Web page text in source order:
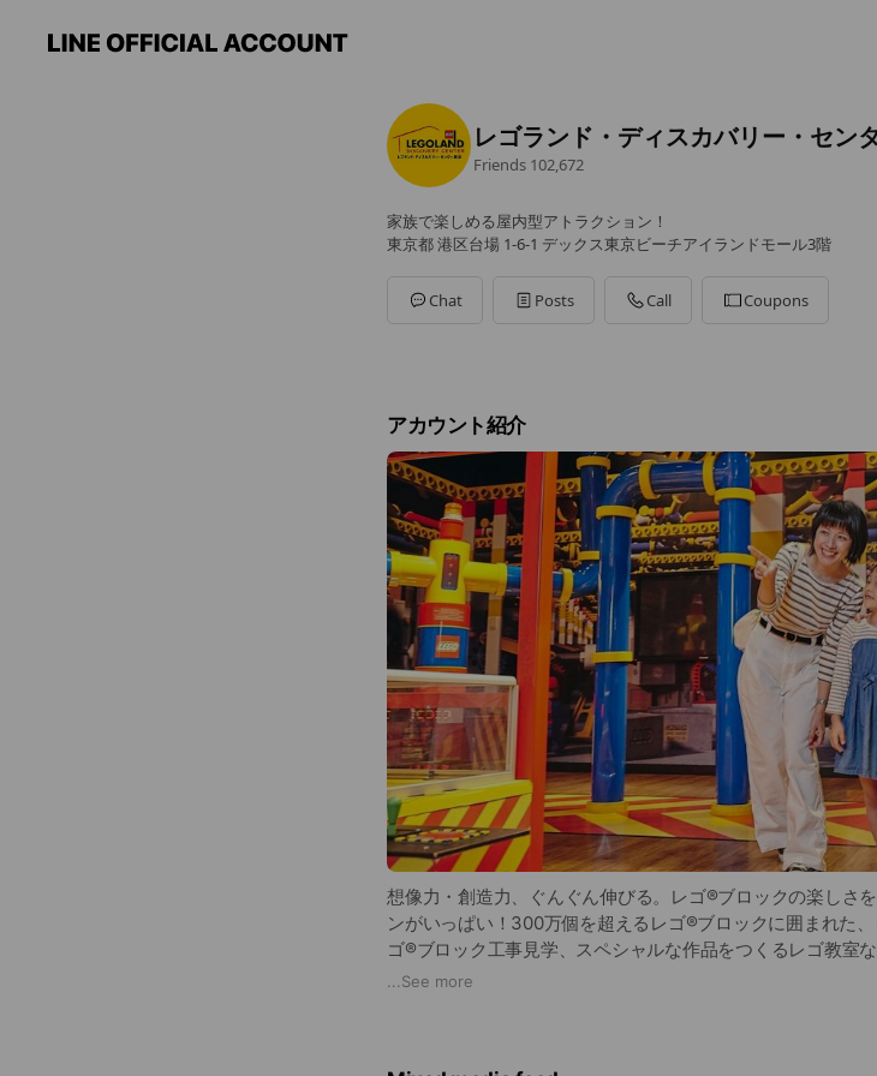
レゴランド・ディスカバリー・セン
Friends 102,672
家族で楽しめる屋内型アトラクション！
東京都 港区台場 1-6-1 デックス東京ビーチアイランドモール3階
Chat Posts Call Coupons
アカウント紹介
想像力・創造力、ぐんぐん伸びる。レゴ®︎ブロックの楽しさ
ンがいっぱい！300万個を超えるレゴ®︎ブロックに囲まれた
ゴ®︎ブロック工事見学、スペシャルな作品をつくるレゴ教室
だくさん！
...See more